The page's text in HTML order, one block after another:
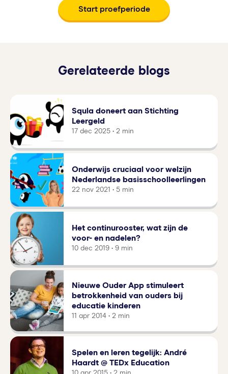
Start proefperiode
Gerelateerde blogs
Squla doneert aan Stichting
Leergeld
17 dec 2025 • 2 min
Onderwijs cruciaal voor welzijn
Nederlandse basisschoolleerlingen
22 nov 2021 • 5 min
Het continurooster, wat zijn de
voor- en nadelen?
10 dec 2019 • 9 min
Nieuwe Ouder App stimuleert
betrokkenheid van ouders bij
educatie kinderen
11 apr 2014 • 2 min
Spelen en leren tegelijk: André
Haardt @ TEDx Education